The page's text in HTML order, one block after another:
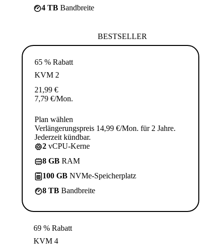
4 TB Bandbreite
BESTSELLER
65 % Rabatt
KVM 2
21,99 €
7,79 €/Mon.
Plan wählen
Verlängerungspreis 14,99 €/Mon. für 2 Jahre.
Jederzeit kündbar.
2 vCPU-Kerne
8 GB RAM
100 GB NVMe-Speicherplatz
8 TB Bandbreite
69 % Rabatt
KVM 4